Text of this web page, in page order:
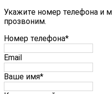
Укажите номер телефона и
прозвоним.
Номер телефона*
Email
Ваше имя*